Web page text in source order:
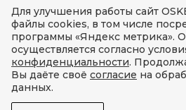
Для улучшения работы сайт
файлы cookies, в том числе
программы «Яндекс метрика».
осуществляется согласно
конфиденциальности.
Вы даёте своё согласие на
данных.